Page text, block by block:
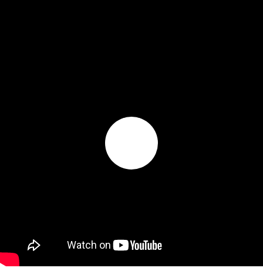
sollicitudin, lorem quis bibendum auctor, nisi elit consequat ipsum, nec
sagittis sem nibh id elit. Duis sed odio sit amet nibh vulputate cursus a
sit amet mauris.